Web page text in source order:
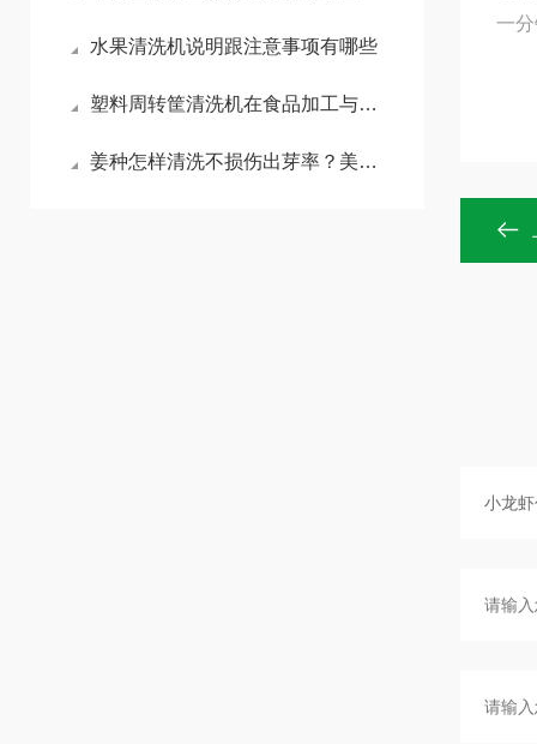
水果清洗机说明跟注意事项有哪些
塑料周转筐清洗机在食品加工与冷链物流中的卫生安全保障
姜种怎样清洗不损伤出芽率？美康姜种清洗机-可流水线作业
一